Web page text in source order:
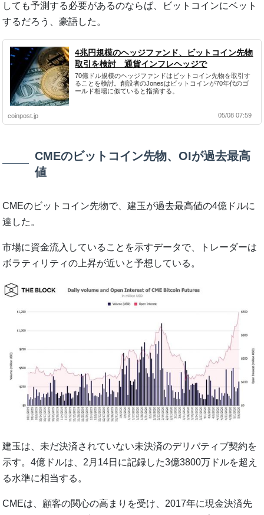
しても予測する必要があるのならば、ビットコインにベット
するだろう、豪語した。
4兆円規模のヘッジファンド、ビットコイン先物
取引を検討 通貨インフレヘッジで
70億ドル規模のヘッジファンドはビットコイン先物を取引す
ることを検討。創設者のJonesはビットコインが70年代のゴ
ールド相場に似ていると指摘する。
coinpost.jp 05/08 07:59
CMEのビットコイン先物、OIが過去最高
値
CMEのビットコイン先物で、建玉が過去最高値の4億ドルに
達した。
市場に資金流入していることを示すデータで、トレーダーは
ボラティリティの上昇が近いと予想している。
建玉は、未だ決済されていない未決済のデリバティブ契約を
示す。4億ドルは、2月14日に記録した3億3800万ドルを超え
る水準に相当する。
CMEは、顧客の関心の高まりを受け、2017年に現金決済先